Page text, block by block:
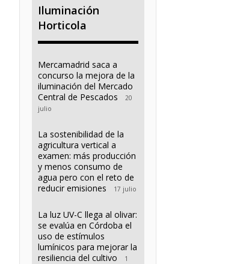
Iluminación
Horticola
Mercamadrid saca a
concurso la mejora de la
iluminación del Mercado
Central de Pescados
20
julio
La sostenibilidad de la
agricultura vertical a
examen: más producción
y menos consumo de
agua pero con el reto de
reducir emisiones
17 julio
La luz UV-C llega al olivar:
se evalúa en Córdoba el
uso de estímulos
lumínicos para mejorar la
resiliencia del cultivo
1